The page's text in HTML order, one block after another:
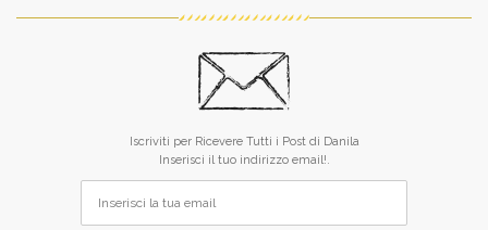
Iscriviti per Ricevere Tutti i Post di Danila
Inserisci il tuo indirizzo email!.